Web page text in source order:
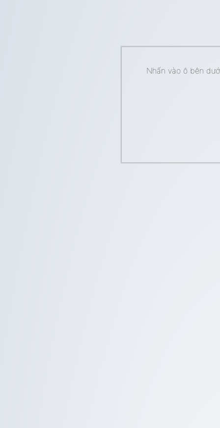
Nhấn vào ô bên